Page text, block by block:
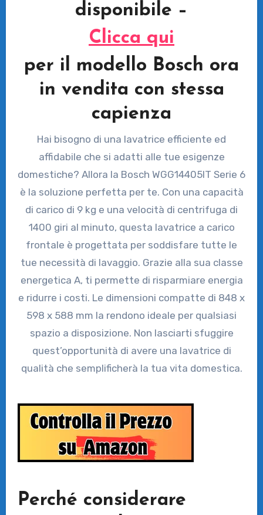
disponibile –
Clicca qui
per il modello Bosch ora
in vendita con stessa
capienza
Hai bisogno di una lavatrice efficiente ed
affidabile che si adatti alle tue esigenze
domestiche? Allora la Bosch WGG14405IT Serie 6
è la soluzione perfetta per te. Con una capacità
di carico di 9 kg e una velocità di centrifuga di
1400 giri al minuto, questa lavatrice a carico
frontale è progettata per soddisfare tutte le
tue necessità di lavaggio. Grazie alla sua classe
energetica A, ti permette di risparmiare energia
e ridurre i costi. Le dimensioni compatte di 848 x
598 x 588 mm la rendono ideale per qualsiasi
spazio a disposizione. Non lasciarti sfuggire
quest’opportunità di avere una lavatrice di
qualità che semplificherà la tua vita domestica.
Perché considerare